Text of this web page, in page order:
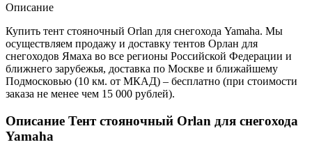
Описание
Купить тент стояночный Orlan для снегохода Yamaha. Мы
осуществляем продажу и доставку тентов Орлан для
снегоходов Ямаха во все регионы Российской Федерации и
ближнего зарубежья, доставка по Москве и ближайшему
Подмосковью (10 км. от МКАД) – бесплатно (при стоимости
заказа не менее чем 15 000 рублей).
Описание Тент стояночный Orlan для снегохода
Yamaha